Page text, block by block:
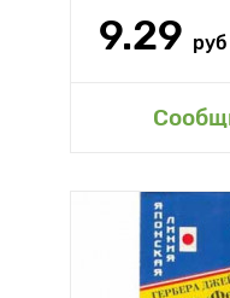
9.29 руб